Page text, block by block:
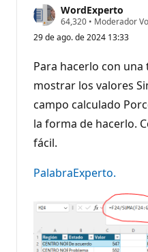
WordExperto
64,320 P
n
o
s
d
e
r
p
ã
• Moderador
29 de ago. de 2024 13:33
Para hacerlo con
mostrar los valores
campo calculado
la forma de hacerlo.
fácil.
PalabraExperto.